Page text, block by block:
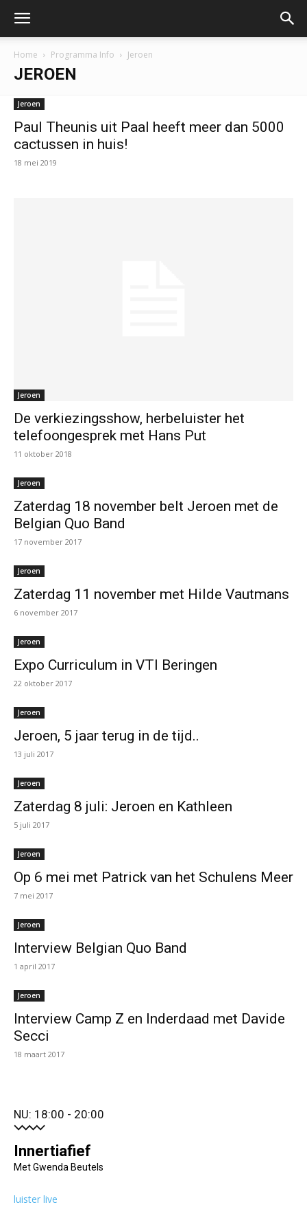
Home Programma Info Jeroen
JEROEN
Jeroen
Paul Theunis uit Paal heeft meer dan 5000
cactussen in huis!
18 mei 2019
Jeroen
De verkiezingsshow, herbeluister het
telefoongesprek met Hans Put
11 oktober 2018
Jeroen
Zaterdag 18 november belt Jeroen met de
Belgian Quo Band
17 november 2017
Jeroen
Zaterdag 11 november met Hilde Vautmans
6 november 2017
Jeroen
Expo Curriculum in VTI Beringen
22 oktober 2017
Jeroen
Jeroen, 5 jaar terug in de tijd..
13 juli 2017
Jeroen
Zaterdag 8 juli: Jeroen en Kathleen
5 juli 2017
Jeroen
Op 6 mei met Patrick van het Schulens Meer
7 mei 2017
Jeroen
Interview Belgian Quo Band
1 april 2017
Jeroen
Interview Camp Z en Inderdaad met Davide
Secci
18 maart 2017
NU: 18:00 - 20:00
Innertiafief
Met Gwenda Beutels
luister live